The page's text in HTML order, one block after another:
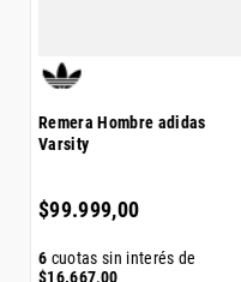
Remera Hombre adidas
Varsity
$99.999,00
6 cuotas sin interés de
$16.667,00